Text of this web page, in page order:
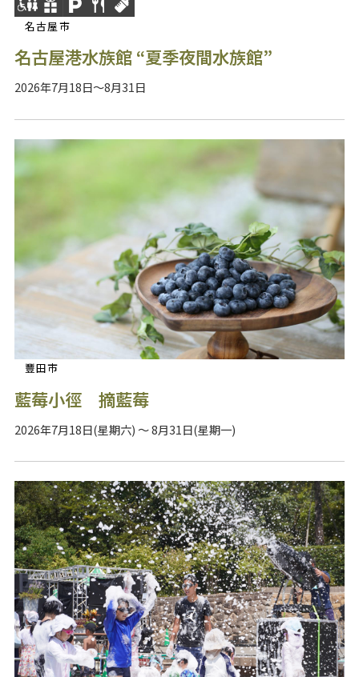
名古屋市
名古屋港水族館 “夏季夜間水族館”
2026年7月18日～8月31日
豐田市
藍莓小徑 摘藍莓
2026年7月18日(星期六) ～ 8月31日(星期一)